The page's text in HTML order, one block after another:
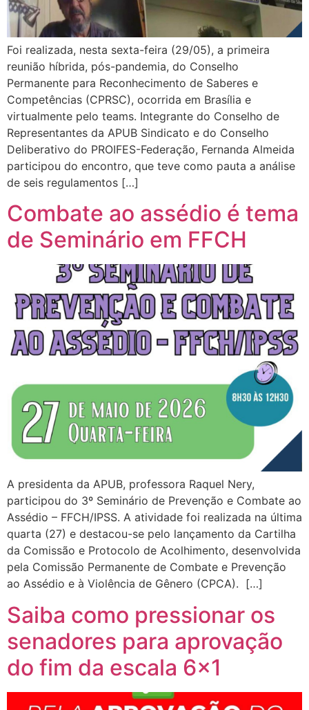
Foi realizada, nesta sexta-feira (29/05), a primeira
reunião híbrida, pós-pandemia, do Conselho
Permanente para Reconhecimento de Saberes e
Competências (CPRSC), ocorrida em Brasília e
virtualmente pelo teams. Integrante do Conselho de
Representantes da APUB Sindicato e do Conselho
Deliberativo do PROIFES-Federação, Fernanda Almeida
participou do encontro, que teve como pauta a análise
de seis regulamentos […]
Combate ao assédio é tema
de Seminário em FFCH
A presidenta da APUB, professora Raquel Nery,
participou do 3º Seminário de Prevenção e Combate ao
Assédio – FFCH/IPSS. A atividade foi realizada na última
quarta (27) e destacou-se pelo lançamento da Cartilha
da Comissão e Protocolo de Acolhimento, desenvolvida
pela Comissão Permanente de Combate e Prevenção
ao Assédio e à Violência de Gênero (CPCA). […]
Saiba como pressionar os
senadores para aprovação
do fim da escala 6×1